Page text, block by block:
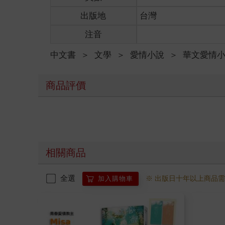
「那麼，我要跟妳收取費用。」少女對我說，這讓
「妳那一頭長髮。」她說，這要求又讓我更訝異了。
「妳確定？」
「沒錯。」
少女微笑，朝我伸手，但下一秒，我就躺在自己的
「哎唷，妳怎麼穿著制服在刷牙，這樣泡泡不就滴
「哇，妳故意的？」哥哥看著自己的衣服後大喊，
「救命啊，媽！」我馬上衝了出去。
「兩個人都老大不小了，還在那邊打鬧！」媽媽雙
「是他嚇我才會這樣的！」我也不甘示弱。「而且
「啊？」哥哥露出怪表情。
出版地
台灣
注音
中文書 ＞ 文學 ＞ 愛情小說 ＞ 華文愛情
商品評價
相關商品
全選 加入購物車 ※ 出版日十年以上商品